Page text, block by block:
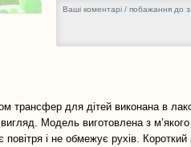
трансфер для дітей виконана в
Модель виготовлена з
повітря і не обмежує рухів.